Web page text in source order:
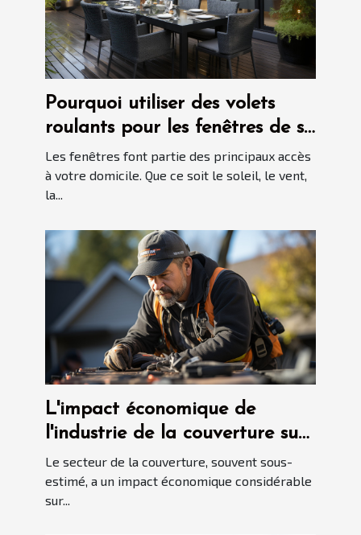
Pourquoi utiliser des volets
roulants pour les fenêtres de sa
maison ?
Les fenêtres font partie des principaux accès
à votre domicile. Que ce soit le soleil, le vent,
la...
L'impact économique de
l'industrie de la couverture sur
l'économie locale
Le secteur de la couverture, souvent sous-
estimé, a un impact économique considérable
sur...